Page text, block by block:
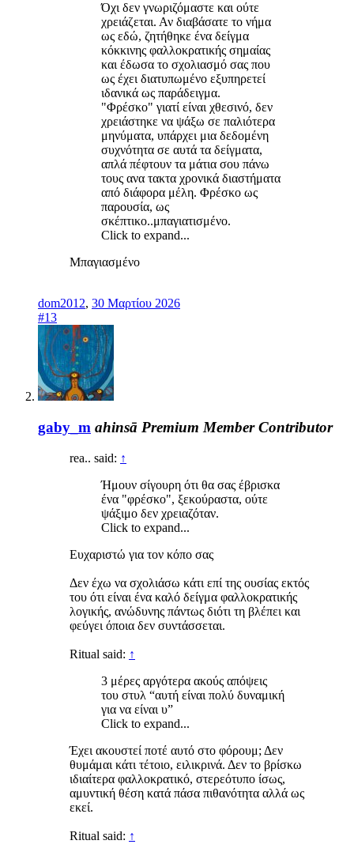
Όχι δεν γνωριζόμαστε και ούτε
χρειάζεται. Αν διαβάσατε το νήμα
ως εδώ, ζητήθηκε ένα δείγμα
κόκκινης φαλλοκρατικής σημαίας
και έδωσα το σχολιασμό σας που
ως έχει διατυπωμένο εξυπηρετεί
ιδανικά ως παράδειγμα.
"Φρέσκο" γιατί είναι χθεσινό, δεν
χρειάστηκε να ψάξω σε παλιότερα
μηνύματα, υπάρχει μια δεδομένη
συχνότητα σε αυτά τα δείγματα,
απλά πέφτουν τα μάτια σου πάνω
τους ανα τακτα χρονικά διαστήματα
από διάφορα μέλη. Φρέσκο ως
παρουσία, ως
σκέπτικο..μπαγιατισμένο.
Click to expand...
Μπαγιασμένο
dom2012, 30 Μαρτίου 2026
#13
gaby_m ahinsā Premium Member Contributor
rea.. said: ↑
Ήμουν σίγουρη ότι θα σας έβρισκα
ένα "φρέσκο", ξεκούραστα, ούτε
ψάξιμο δεν χρειαζόταν.
Click to expand...
Ευχαριστώ για τον κόπο σας
Δεν έχω να σχολιάσω κάτι επί της ουσίας εκτός
του ότι είναι ένα καλό δείγμα φαλλοκρατικής
λογικής, ανώδυνης πάντως διότι τη βλέπει και
φεύγει όποια δεν συντάσσεται.
Ritual said: ↑
3 μέρες αργότερα ακούς απόψεις
του στυλ “αυτή είναι πολύ δυναμική
για να είναι υ”
Click to expand...
Έχει ακουστεί ποτέ αυτό στο φόρουμ; Δεν
θυμάμαι κάτι τέτοιο, ειλικρινά. Δεν το βρίσκω
ιδιαίτερα φαλλοκρατικό, στερεότυπο ίσως,
αμυντική θέση κατά πάσα πιθανότητα αλλά ως
εκεί.
Ritual said: ↑